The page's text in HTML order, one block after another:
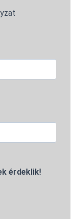
érdeklik!